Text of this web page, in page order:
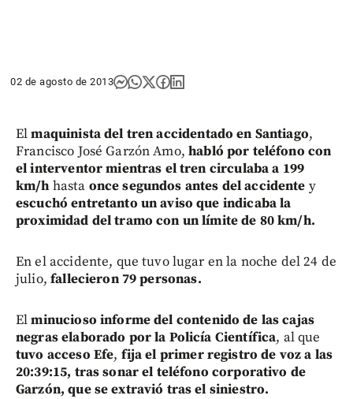
02 de agosto de 2013
Elmaquinista del tren accidentado en Santiago,
Francisco José Garzón Amo,habló por teléfono con
el interventor mientras el tren circulaba a 199
km/h hasta once segundos antes del accidente y
escuchó entretanto un aviso que indicaba la
proximidad del tramo con un límite de 80 km/h.
En el accidente, que tuvo lugar en la noche del 24 de
julio, fallecieron 79 personas.
Elminucioso informe del contenido de las cajas
negras elaborado por la Policía Científica, al que
tuvo acceso Efe, fija el primer registro de voz a las
20:39:15, tras sonar el teléfono corporativo de
Garzón, que se extravió tras el siniestro.